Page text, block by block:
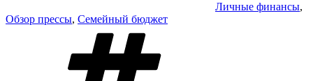
Личные финансы,
Обзор прессы, Семейный бюджет